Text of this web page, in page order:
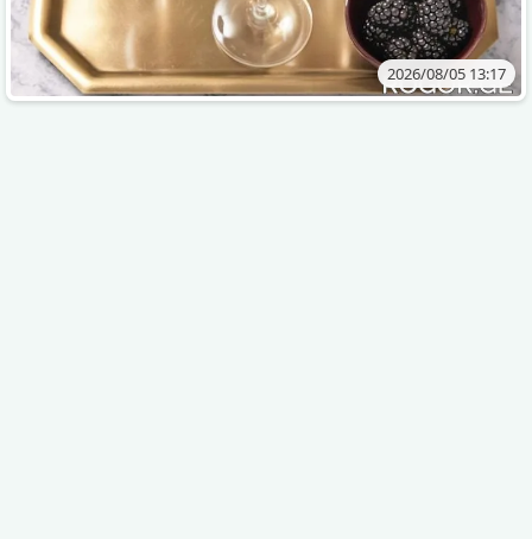
2026/08/05 13:17